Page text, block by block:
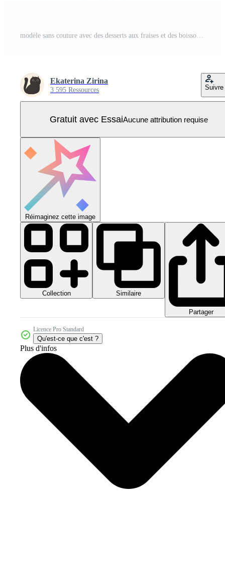
modèle sans couture avec des desserts aux fraises et des boissons. graphiques vectoriels. Vecteur Pro
Ekaterina Zirina
3 595 Ressources Suivre
Gratuit avec EssaiAucune attribution requise
Réimaginez cette image
Collection Similaire
Partager
Licence Pro Standard
Qu'est-ce que c'est ?
Plus d'infos